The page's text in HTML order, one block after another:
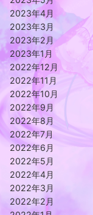
2023年4月
2023年3月
2023年2月
2023年1月
2022年12月
2022年11月
2022年10月
2022年9月
2022年8月
2022年7月
2022年6月
2022年5月
2022年4月
2022年3月
2022年2月